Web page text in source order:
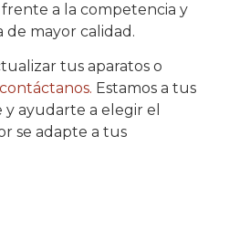
a la competencia y
mayor calidad.
tus aparatos o
contáctanos. Estamos a tus
ayudarte a elegir el
se adapte a tus